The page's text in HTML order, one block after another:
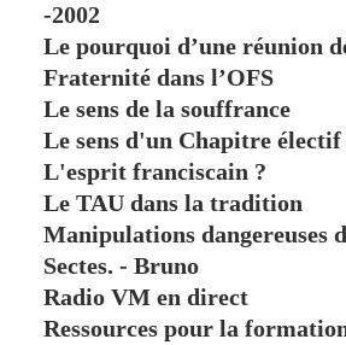
-2002
Le pourquoi d’une réunion
Fraternité dans l’OFS
Le sens de la souffrance
Le sens d'un Chapitre électif
L'esprit franciscain ?
Le TAU dans la tradition
Manipulations dangereuses
Sectes. - Bruno
Radio VM en direct
Ressources pour la